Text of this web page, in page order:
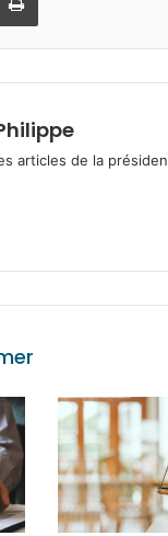
articles de la